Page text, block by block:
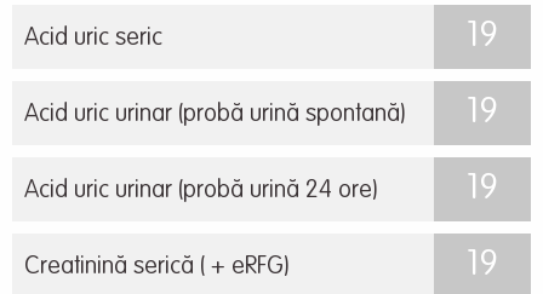
Acid uric seric 19
Acid uric urinar (probă urină spontană) 19
Acid uric urinar (probă urină 24 ore) 19
Creatinină serică ( + eRFG) 19